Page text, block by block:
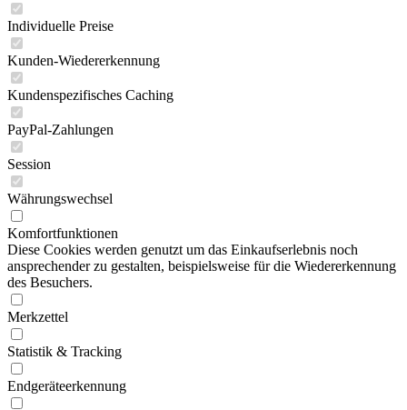
Individuelle Preise
Kunden-Wiedererkennung
Kundenspezifisches Caching
PayPal-Zahlungen
Session
Währungswechsel
Komfortfunktionen
Diese Cookies werden genutzt um das Einkaufserlebnis noch
ansprechender zu gestalten, beispielsweise für die Wiedererkennung
des Besuchers.
Merkzettel
Statistik & Tracking
Endgeräteerkennung